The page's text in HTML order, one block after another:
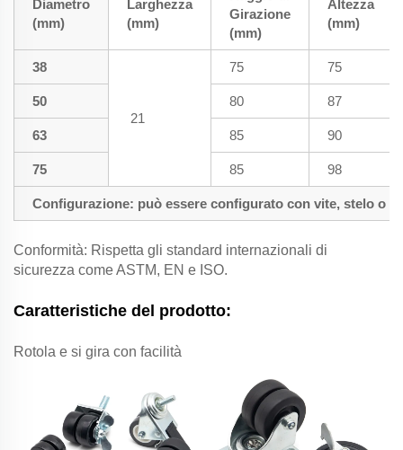
Diametro
(mm)
Larghezza
(mm)
Girazione
(mm)
Altezza
(mm)
38
21
75 75
50 80 87
63 85 90
75 85 98
Configurazione: può essere configurato con vite, stelo o
Conformità: Rispetta gli standard internazionali di
sicurezza come ASTM, EN e ISO.
Caratteristiche del prodotto:
Rotola e si gira con facilità